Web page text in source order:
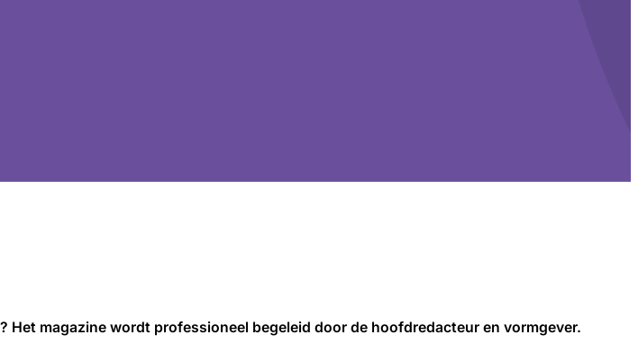
Het magazine wordt professioneel begeleid door de hoofdredacteur en vormgever.